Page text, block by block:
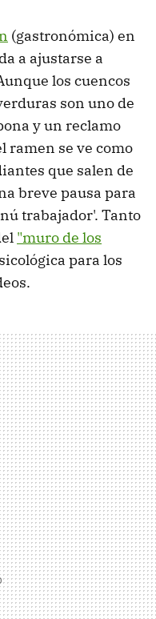
(gastronómica) en
a ajustarse a
los cuencos
son uno de
y un reclamo
ramen se ve como
que salen de
breve pausa para
trabajador'. Tanto
"muro de los
para los